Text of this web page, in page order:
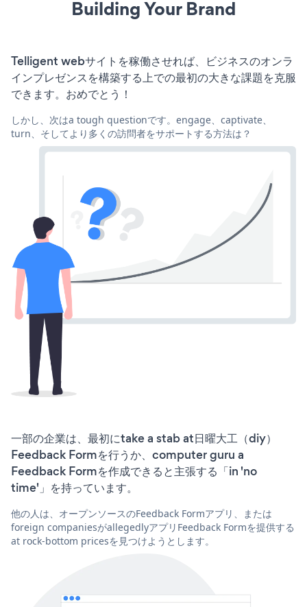
Building Your Brand
Telligent webサイトを稼働させれば、ビジネスのオンラ
インプレゼンスを構築する上での最初の大きな課題を克服
できます。おめでとう！
しかし、次はa tough questionです。engage、captivate、
turn、そしてより多くの訪問者をサポートする方法は？
一部の企業は、最初にtake a stab at日曜大工（diy）
Feedback Formを行うか、computer guru a
Feedback Formを作成できると主張する「in 'no
time'」を持っています。
他の人は、オープンソースのFeedback Formアプリ、または
foreign companiesがallegedlyアプリFeedback Formを提供する
at rock-bottom pricesを見つけようとします。